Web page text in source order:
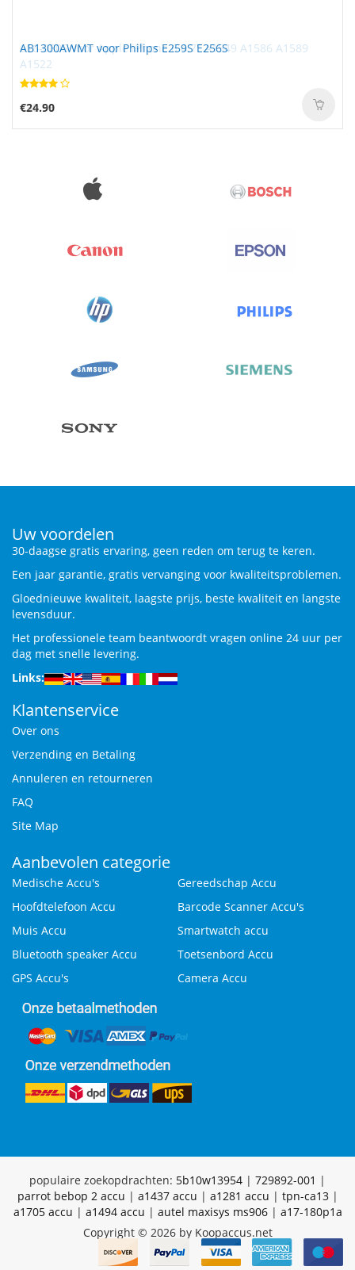
AB1300AWMT voor Philips E259S E256S
€24.90
Uw voordelen
30-daagse gratis ervaring, geen reden om terug te keren.
Een jaar garantie, gratis vervanging voor kwaliteitsproblemen.
Gloednieuwe kwaliteit, laagste prijs, beste kwaliteit en langste
levensduur.
Het professionele team beantwoordt vragen online 24 uur per
dag met snelle levering.
Links:
Klantenservice
Over ons
Verzending en Betaling
Annuleren en retourneren
FAQ
Site Map
Aanbevolen categorie
Medische Accu's
Gereedschap Accu
Hoofdtelefoon Accu
Barcode Scanner Accu's
Muis Accu
Smartwatch accu
Bluetooth speaker Accu
Toetsenbord Accu
GPS Accu's
Camera Accu
populaire zoekopdrachten: 5b10w13954 | 729892-001 |
parrot bebop 2 accu | a1437 accu | a1281 accu | tpn-ca13|
a1705 accu | a1494 accu | autel maxisys ms906| a17-180p1a
Copyright © 2026 by Koopaccus.net